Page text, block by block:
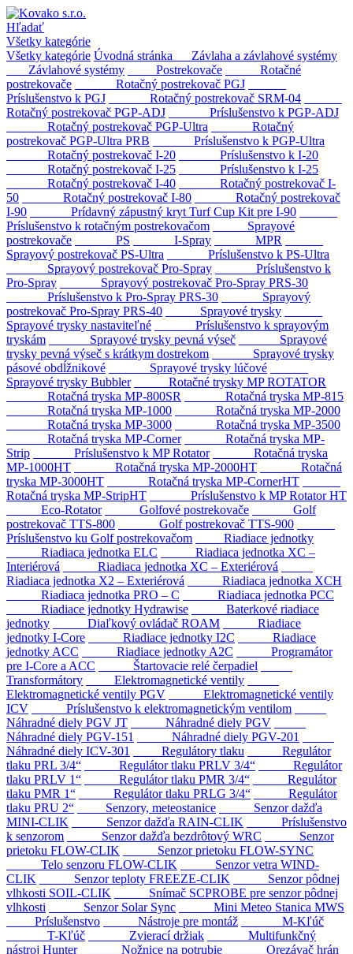
Hľadať
Všetky kategórie
Všetky kategórie Úvodná stránka
Závlaha a závlahové systémy
Závlahové systémy
Postrekovače
Rotačné
postrekovače
Rotačný postrekovač PGJ
Príslušenstvo k PGJ
Rotačný postrekovač SRM-04
Rotačný postrekovač PGP-ADJ
Príslušenstvo k PGP-ADJ
Rotačný postrekovač PGP-Ultra
Rotačný
postrekovač PGP-Ultra PRB
Príslušenstvo k PGP-Ultra
Rotačný postrekovač I-20
Príslušenstvo k I-20
Rotačný postrekovač I-25
Príslušenstvo k I-25
Rotačný postrekovač I-40
Rotačný postrekovač I-
50
Rotačný postrekovač I-80
Rotačný postrekovač
I-90
Prídavný zápustný kryt Turf Cup Kit pre I-90
Príslušenstvo k rotačným postrekovačom
Sprayové
postrekovače
PS I-Spray
MPR
Sprayový postrekovač PS-Ultra
Príslušenstvo k PS-Ultra
Sprayový postrekovač Pro-Spray
Príslušenstvo k
Pro-Spray
Sprayový postrekovač Pro-Spray PRS-30
Príslušenstvo k Pro-Spray PRS-30
Sprayový
postrekovač Pro-Spray PRS-40
Sprayové trysky
Sprayové trysky nastaviteľné
Príslušenstvo k sprayovým
tryskám
Sprayové trysky pevná výseč
Sprayové
trysky pevná výseč s krátkym dostrekom
Sprayové trysky
pásové obdĺžnikové
Sprayové trysky lúčové
Sprayové trysky Bubbler
Rotačné trysky MP ROTATOR
Rotačná tryska MP-800SR
Rotačná tryska MP-815
Rotačná tryska MP-1000
Rotačná tryska MP-2000
Rotačná tryska MP-3000
Rotačná tryska MP-3500
Rotačná tryska MP-Corner
Rotačná tryska MP-
Strip
Príslušenstvo k MP Rotator
Rotačná tryska
MP-1000HT
Rotačná tryska MP-2000HT
Rotačná
tryska MP-3000HT
Rotačná tryska MP-CornerHT
Rotačná tryska MP-StripHT
Príslušenstvo k MP Rotator HT
Eco-Rotator
Golfové postrekovače
Golf
postrekovač TTS-800
Golf postrekovač TTS-900
Príslušenstvo ku Golf postrekovačom
Riadiace jednotky
Riadiaca jednotka ELC
Riadiaca jednotka XC –
Interiérová
Riadiaca jednotka XC – Exteriérová
Riadiaca jednotka X2 – Exteriérová
Riadiaca jednotka XCH
Riadiaca jednotka PRO – C
Riadiaca jednotka PCC
Riadiace jednotky Hydrawise
Baterkové riadiace
jednotky
Diaľkový ovládač ROAM
Riadiace
jednotky I-Core
Riadiace jednotky I2C
Riadiace
jednotky ACC
Riadiace jednotky A2C
Programátor
pre I-Core a ACC
Štartovacie relé čerpadiel
Transformátory
Elektromagnetické ventily
Elektromagnetické ventily PGV
Elektromagnetické ventily
ICV
Príslušenstvo k elektromagnetickým ventilom
Náhradné diely PGV JT
Náhradné diely PGV
Náhradné diely PGV-151
Náhradné diely PGV-201
Náhradné diely ICV-301
Regulátory tlaku
Regulátor
tlaku PRL 3/4“
Regulátor tlaku PRLV 3/4“
Regulátor
tlaku PRLV 1“
Regulátor tlaku PMR 3/4“
Regulátor
tlaku PMR 1“
Regulátor tlaku PRLG 3/4“
Regulátor
tlaku PRU 2“
Senzory, meteostanice
Senzor dažďa
MINI-CLIK
Senzor dažďa RAIN-CLIK
Príslušenstvo
k senzorom
Senzor dažďa bezdrôtový WRC
Senzor
prietoku FLOW-CLIK
Senzor prietoku FLOW-SYNC
Telo senzoru FLOW-CLIK
Senzor vetra WIND-
CLIK
Senzor teploty FREEZE-CLIK
Senzor pôdnej
vlhkosti SOIL-CLIK
Snímač SCPROBE pre senzor pôdnej
vlhkosti
Senzor Solar Sync
Mini Meteo Stanica MWS
Príslušenstvo
Nástroje pre montáž
M-Kľúč
T-Kľúč
Zvierací držiak
Multifunkčný
nástroj Hunter
Nožnice na potrubie
Orezávač hrán